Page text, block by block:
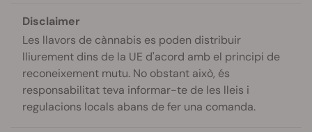
Disclaimer
Les llavors de cànnabis es poden distribuir
lliurement dins de la UE d'acord amb el principi de
reconeixement mutu. No obstant això, és
responsabilitat teva informar-te de les lleis i
regulacions locals abans de fer una comanda.